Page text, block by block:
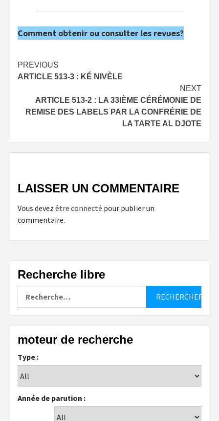
Comment obtenir ou consulter les revues?
Post
navigation
PREVIOUS
ARTICLE 513-3 : KÉ NIVÈLE
NEXT
ARTICLE 513-2 : LA 33IÈME CÉRÉMONIE DE
REMISE DES LABELS PAR LA CONFRÉRIE DE
LA TARTE AL DJOTE
LAISSER UN COMMENTAIRE
Vous devez être connecté pour publier un
commentaire.
Recherche libre
moteur de recherche
Type :
Année de parution :